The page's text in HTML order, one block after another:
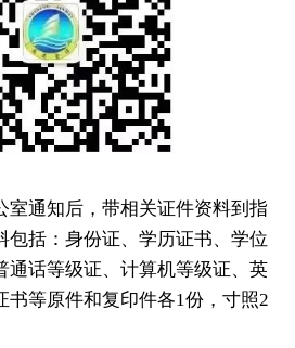
室通知后，带相关证件资料到指
包括：身份证、学历证书、学位
通话等级证、计算机等级证、英
书等原件和复印件各1份，寸照2